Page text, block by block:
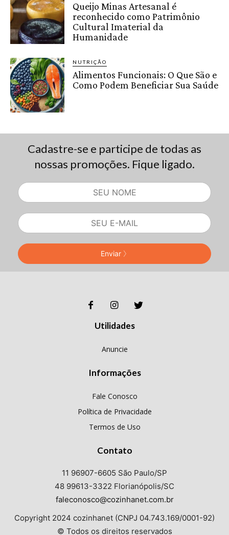
Queijo Minas Artesanal é
reconhecido como Patrimônio
Cultural Imaterial da
Humanidade
NUTRIÇÃO
Alimentos Funcionais: O Que São e
Como Podem Beneficiar Sua Saúde
Cadastre-se e participe de todas as
nossas promoções. Fique ligado.
Enviar
Utilidades
Anuncie
Informações
Fale Conosco
Política de Privacidade
Termos de Uso
Contato
11 96907-6605 São Paulo/SP
48 99613-3322 Florianópolis/SC
faleconosco@cozinhanet.com.br
Copyright 2024 cozinhanet (CNPJ 04.743.169/0001-92)
© Todos os direitos reservados